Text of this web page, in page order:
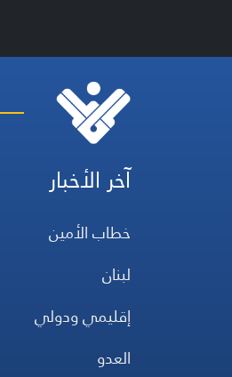
آخر الأخبار
خطاب الأمين
لبنان
إقليمي ودولي
العدو